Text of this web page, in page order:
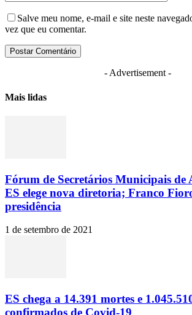
Salve meu nome, e-mail e site neste
vez que eu comentar.
- Advertisement -
Mais lidas
Fórum de Secretários Municipais
ES elege nova diretoria; Franco
presidência
1 de setembro de 2021
ES chega a 14.391 mortes e
confirmados de Covid-19